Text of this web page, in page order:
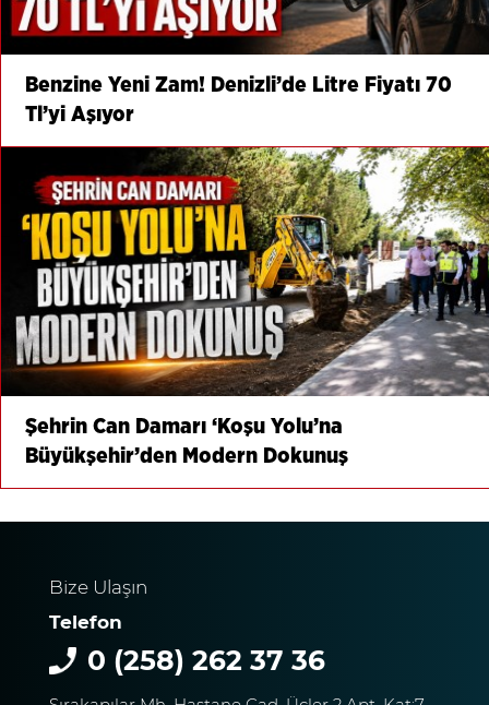
Benzine Yeni Zam! Denizli’de Litre Fiyatı 70
Tl’yi Aşıyor
Şehrin Can Damarı ‘Koşu Yolu’na
Büyükşehir’den Modern Dokunuş
Bize Ulaşın
Telefon
0 (258) 262 37 36